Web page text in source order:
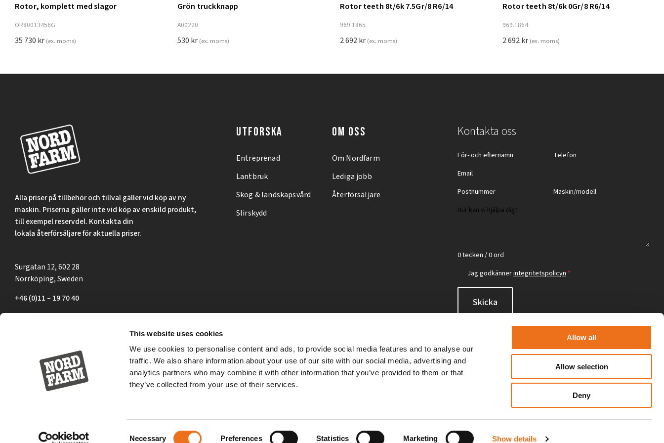
This website uses cookies
We use cookies to personalise content and ads, to provide social media features and to analyse our
traffic. We also share information about your use of our site with our social media, advertising and
analytics partners who may combine it with other information that you’ve provided to them or that
they’ve collected from your use of their services.
Necessary Preferences Statistics Marketing Show details
Allow all
Allow selection
Deny
Lägg till i varukorg
Rotor, komplett med slagor
OR80013456G
35 730 kr (ex. moms)
Lägg till i varukorg
Grön truckknapp
A00220
530 kr (ex. moms)
Lägg till i varukorg
Rotor teeth 8t/6k 7.5Gr/8 R6/14
969.1865
2 692kr (ex. moms)
Rotor teeth 8t/6k 0Gr/8 R6/14
969.1864
2 692kr (ex. moms)
Alla priser på tillbehör och tillval gäller vid köp av ny
maskin. Priserna gäller inte vid köp av enskild produkt,
till exempel reservdel. Kontakta din
lokala återförsäljare för aktuella priser.
Surgatan 12, 602 28
Norrköping, Sweden
+46 (0)11 – 19 70 40
UTFORSKA
Entreprenad
Lantbruk
Skog & landskapsvård
Slirskydd
OM OSS
Om Nordfarm
Lediga jobb
Återförsäljare
Kontakta oss
0 tecken / 0 ord
Jag godkännerintegritetspolicyn *
Skicka